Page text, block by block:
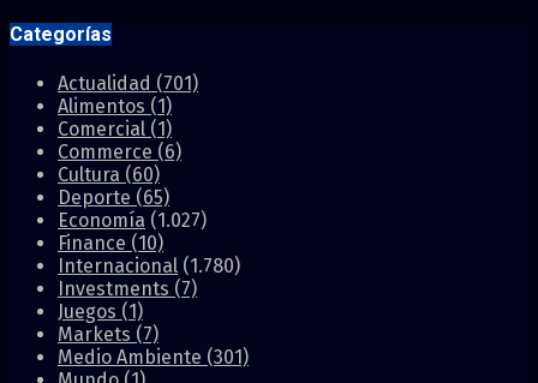
Categorías
Actualidad (701)
Alimentos (1)
Comercial (1)
Commerce (6)
Cultura (60)
Deporte (65)
Economía (1.027)
Finance (10)
Internacional (1.780)
Investments (7)
Juegos (1)
Markets (7)
Medio Ambiente (301)